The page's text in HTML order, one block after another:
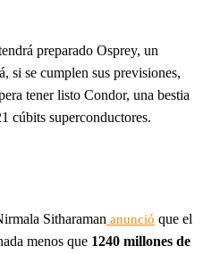
preparado Osprey, un
si se cumplen sus previsiones,
tener listo Condor, una bestia
cúbits superconductores.
Sitharaman anunció que el
menos que 1240 millones de